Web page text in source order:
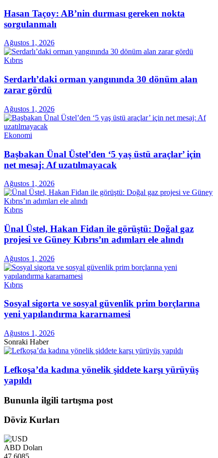
Hasan Taçoy: AB’nin durması gereken nokta
sorgulanmalı
Ağustos 1, 2026
Kıbrıs
Serdarlı’daki orman yangınında 30 dönüm alan
zarar gördü
Ağustos 1, 2026
Ekonomi
Başbakan Ünal Üstel’den ‘5 yaş üstü araçlar’ için
net mesaj: Af uzatılmayacak
Ağustos 1, 2026
Kıbrıs
Ünal Üstel, Hakan Fidan ile görüştü: Doğal gaz
projesi ve Güney Kıbrıs’ın adımları ele alındı
Ağustos 1, 2026
Kıbrıs
Sosyal sigorta ve sosyal güvenlik prim borçlarına
yeni yapılandırma kararnamesi
Ağustos 1, 2026
Sonraki Haber
Lefkoşa’da kadına yönelik şiddete karşı yürüyüş
yapıldı
Bununla ilgili tartışma post
Döviz Kurları
ABD Doları
47.6085